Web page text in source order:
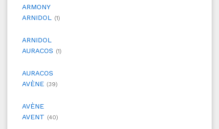
ARMONY
ARNIDOL
(1)
ARNIDOL
AURACOS (1)
AURACOS
AVÈNE (39)
AVÈNE
AVENT (40)